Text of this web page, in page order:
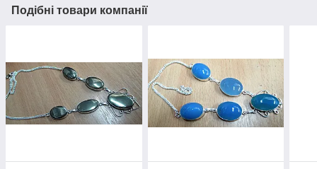
Подібні товари компанії